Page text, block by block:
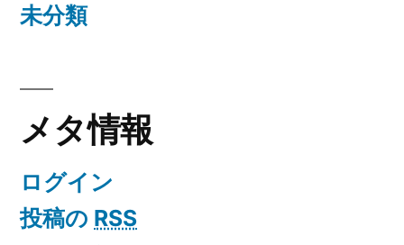
未分類
メタ情報
ログイン
投稿の RSS